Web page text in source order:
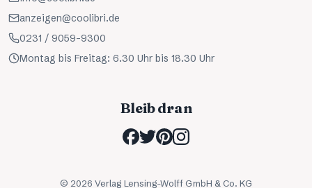
anzeigen@coolibri.de
0231 / 9059-9300
Montag bis Freitag: 6.30 Uhr bis 18.30 Uhr
Bleib dran
© 2026 Verlag Lensing-Wolff GmbH & Co. KG